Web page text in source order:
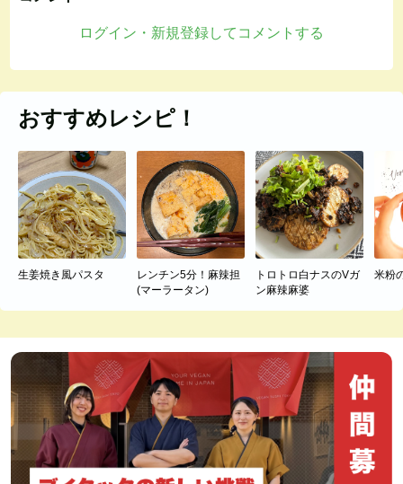
ログイン・新規登録してコメントする
おすすめレシピ！
生姜焼き風パスタ
レンチン5分！麻辣担
(マーラータン)
トロトロ白ナスのVガ
ン麻辣麻婆
米粉